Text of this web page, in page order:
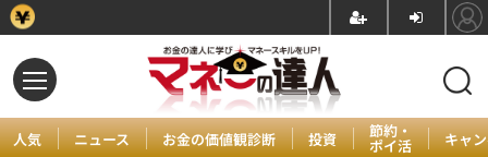
人気 ニュース お金の価値観診断 投資 節約・
ポイ活 キャ